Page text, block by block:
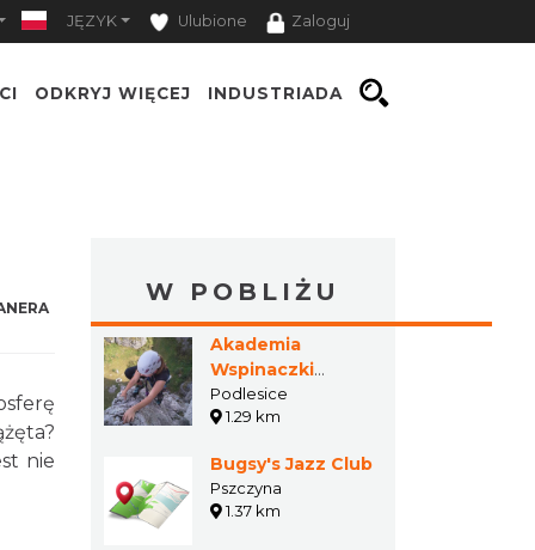
JĘZYK Ulubione Zaloguj
ODKRYJ WIĘCEJ INDUSTRIADA
nie
W POBLIŻU
Akademia
Wspinaczki
Górskiej
Innominata
Podlesice
1.29 km
Bugsy's Jazz Club
Pszczyna
1.37 km